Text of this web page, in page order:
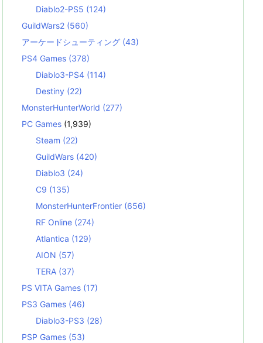
Diablo2-PS5 (124)
GuildWars2 (560)
アーケードシューティング (43)
PS4 Games (378)
Diablo3-PS4 (114)
Destiny (22)
MonsterHunterWorld (277)
PC Games (1,939)
Steam (22)
GuildWars (420)
Diablo3 (24)
C9 (135)
MonsterHunterFrontier (656)
RF Online (274)
Atlantica (129)
AION (57)
TERA (37)
PS VITA Games (17)
PS3 Games (46)
Diablo3-PS3 (28)
PSP Games (53)